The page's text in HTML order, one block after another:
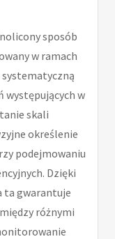
sposób
w ramach
występujących w
skali
określenie
podejmowaniu
Dzięki
ta gwarantuje
różnymi